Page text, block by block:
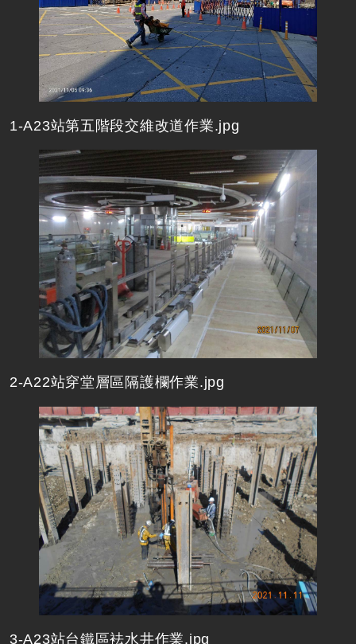
1-A23站第五階段交維改道作業.jpg
2-A22站穿堂層區隔護欄作業.jpg
3-A23站台鐵區袪水井作業.jpg